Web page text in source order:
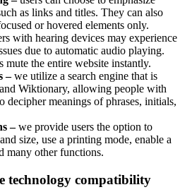
as links and titles. They can also
or hovered elements only.
with hearing devices may experience
due to automatic audio playing.
mute the entire website instantly.
–we utilize a search engine that is
Wiktionary, allowing people with
decipher meanings of phrases, initials,
–we provide users the option to
size, use a printing mode, enable a
many other functions.
technology compatibility